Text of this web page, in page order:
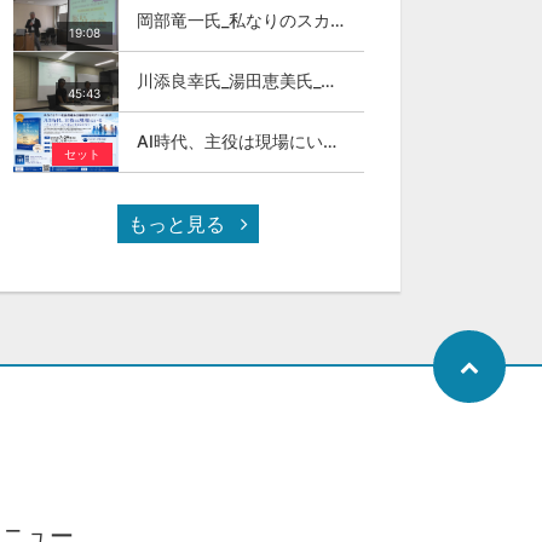
19:08
岡部竜一氏_私なりのスカイカラ―人材
45:43
川添良幸氏_湯田恵美氏_トモダチトーク_第11回伊達な大学院セミナー
セット
AI時代、主役は現場にいる ～スカイカラーという新しい社会のかたち～
もっと見る
ニュー